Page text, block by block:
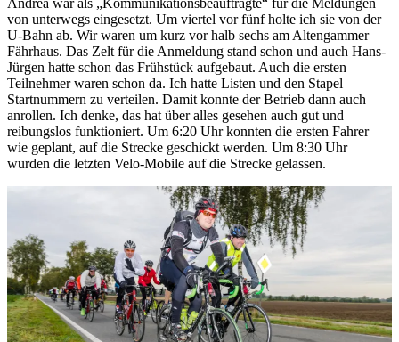
von unterwegs eingesetzt. Um viertel vor fünf holte ich sie von der
U-Bahn ab. Wir waren um kurz vor halb sechs am Altengammer
Fährhaus. Das Zelt für die Anmeldung stand schon und auch Hans-
Jürgen hatte schon das Frühstück aufgebaut. Auch die ersten
Teilnehmer waren schon da. Ich hatte Listen und den Stapel
Startnummern zu verteilen. Damit konnte der Betrieb dann auch
anrollen. Ich denke, das hat über alles gesehen auch gut und
reibungslos funktioniert. Um 6:20 Uhr konnten die ersten Fahrer
wie geplant, auf die Strecke geschickt werden. Um 8:30 Uhr
wurden die letzten Velo-Mobile auf die Strecke gelassen.